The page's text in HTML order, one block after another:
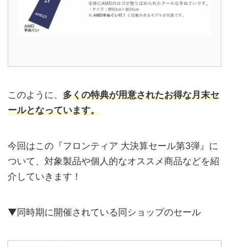
このように、 多くの特典が用意されたお得な月末セ
ールとなっています。
今回はこの『フロンティア 大決算セール第3弾』に
ついて、対象製品や個人的なオススメ商品などを紹
介していきます！
▼同時期に開催されている同ショップのセール